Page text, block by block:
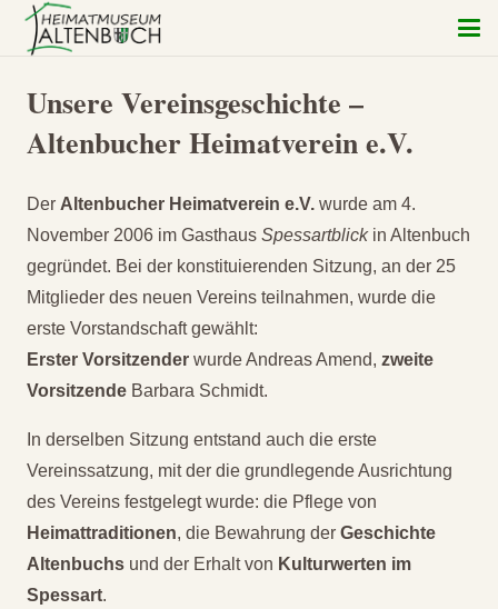
Unsere Vereinsgeschichte –
Altenbucher Heimatverein e.V.
Der Altenbucher Heimatverein e.V. wurde am 4.
November 2006 im Gasthaus Spessartblickin Altenbuch
gegründet. Bei der konstituierenden Sitzung, an der 25
Mitglieder des neuen Vereins teilnahmen, wurde die
erste Vorstandschaft gewählt:
Erster Vorsitzender wurde Andreas Amend, zweite
Vorsitzende Barbara Schmidt.
In derselben Sitzung entstand auch die erste
Vereinssatzung, mit der die grundlegende Ausrichtung
des Vereins festgelegt wurde: die Pflege von
Heimattraditionen, die Bewahrung der Geschichte
Altenbuchs und der Erhalt von Kulturwerten im
Spessart.